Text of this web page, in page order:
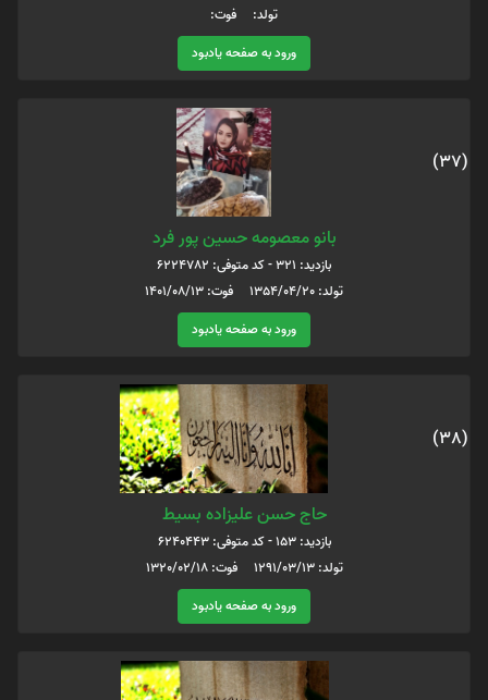
تولد: فوت:
ورود به صفحه یادبود
(37)
بانو معصومه حسین پور فرد
بازدید: 321 - کد متوفی: 6224782
تولد: 1354/04/20 فوت: 1401/08/13
ورود به صفحه یادبود
(38)
حاج حسن علیزاده بسیط
بازدید: 153 - کد متوفی: 6240443
تولد: 1291/03/13 فوت: 1320/02/18
ورود به صفحه یادبود